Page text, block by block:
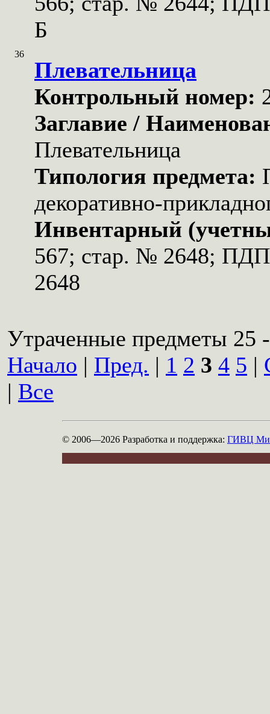
Б
36
Плевательница
Контрольный номер:
Заглавие /
Плевательница
Типология предмета:
декоративно-
Инвентарный
567; стар. № 2648;
2648
Утраченные предметы 25
Начало | Пред. | 1 2 3 4 5 |
| Все
© 2006—2026 Разработка и поддержка: ГИВЦ